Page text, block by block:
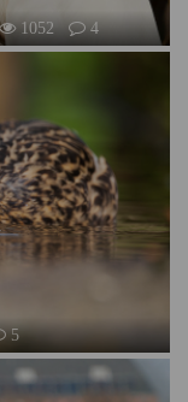
1052 4
5